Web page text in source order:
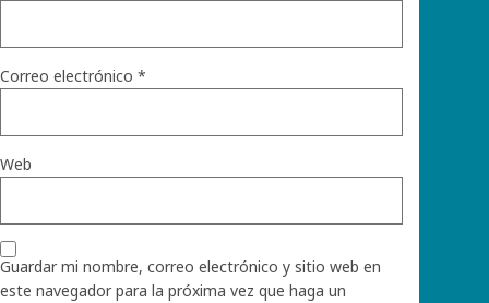
Correo electrónico *
Web
Guardar mi nombre, correo electrónico y sitio web en
este navegador para la próxima vez que haga un